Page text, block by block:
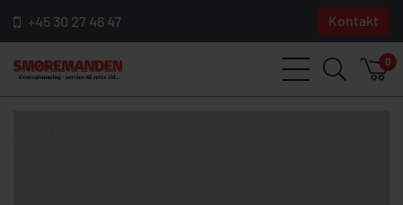
+45 30 27 46 47 Kontakt
0